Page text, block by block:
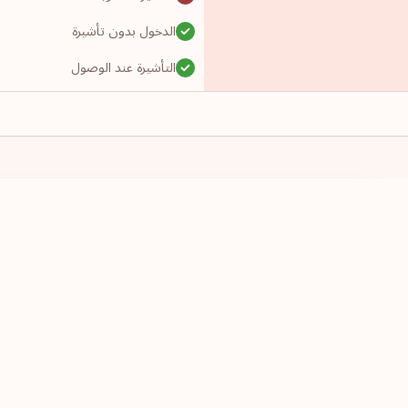
الدخول بدون تأشيرة
التأشيرة عند الوصول
الدخول بدون تأشيرة